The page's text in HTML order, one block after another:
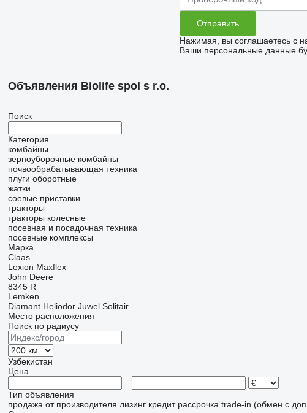
Нажимая, вы соглашаетесь с
Ваши персональные данные
Объявления Biolife spol s r.o.
Поиск
Категория
комбайны
зерноуборочные комбайны
почвообрабатывающая техника
плуги оборотные
жатки
соевые приставки
тракторы
тракторы колесные
посевная и посадочная техника
посевные комплексы
Марка
Claas
Lexion Maxflex
John Deere
8345 R
Lemken
Diamant Heliodor Juwel Solitair
Место расположения
Поиск по радиусу
Узбекистан
Цена
–
Тип объявления
продажа от производителя лизинг кредит рассрочка trade-in (обмен с